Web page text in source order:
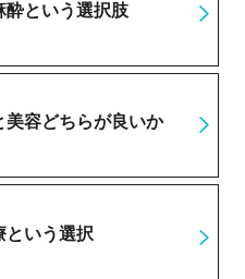
酔という選択肢
美容どちらが良いか
という選択